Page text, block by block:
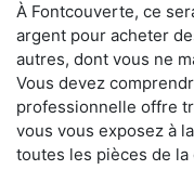
À Fontcouverte, ce
argent pour acheter
autres, dont vous ne
Vous devez
professionnelle offre
vous vous exposez à
toutes les pièces de la